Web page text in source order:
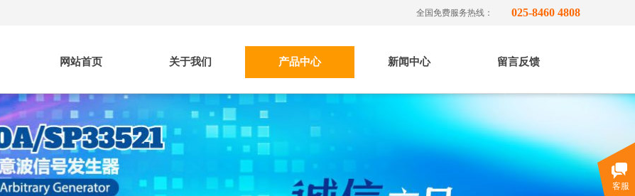
025-8460 4808
全国免费服务热线：
网站首页 关于我们 产品中心 新闻中心 留言反馈
客服